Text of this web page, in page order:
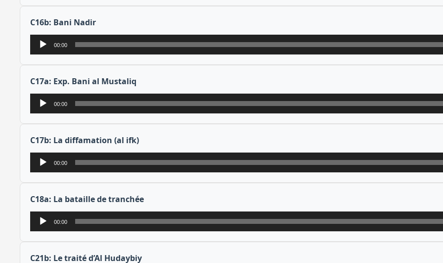
C16b: Bani Nadir
Lecteur
audio
00:00
C17a: Exp. Bani al Mustaliq
Lecteur
audio
00:00
C17b: La diffamation (al ifk)
Lecteur
audio
00:00
C18a: La bataille de tranchée
Lecteur
audio
00:00
C21b: Le traité d’Al Hudaybiy